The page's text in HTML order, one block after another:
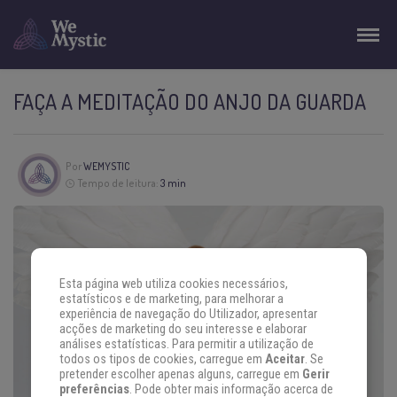
FAÇA A MEDITAÇÃO DO ANJO DA GUARDA
PorWEMYSTIC
Tempo de leitura: 3 min
Esta página web utiliza cookies necessários,
estatísticos e de marketing, para melhorar a
experiência de navegação do Utilizador, apresentar
acções de marketing do seu interesse e elaborar
análises estatísticas. Para permitir a utilização de
todos os tipos de cookies, carregue em Aceitar. Se
pretender escolher apenas alguns, carregue em Gerir
preferências. Pode obter mais informação acerca de